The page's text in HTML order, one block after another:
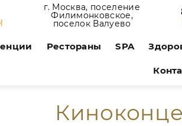
г. Москва, поселение
Филимонковское,
поселок Валуево
Рестораны SPA